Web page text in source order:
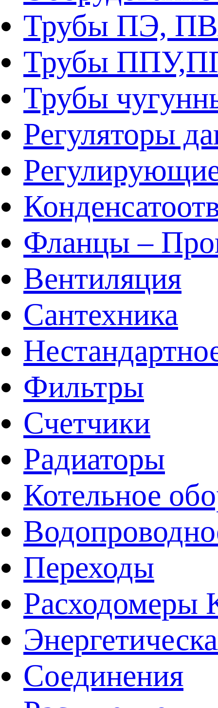
Трубы ПЭ,
Трубы
Трубы
Регуляторы
Фланцы –
Вентиляция
Сантехника
Фильтры
Счетчики
Радиаторы
Котельное
Переходы
Расходомеры
Соединения